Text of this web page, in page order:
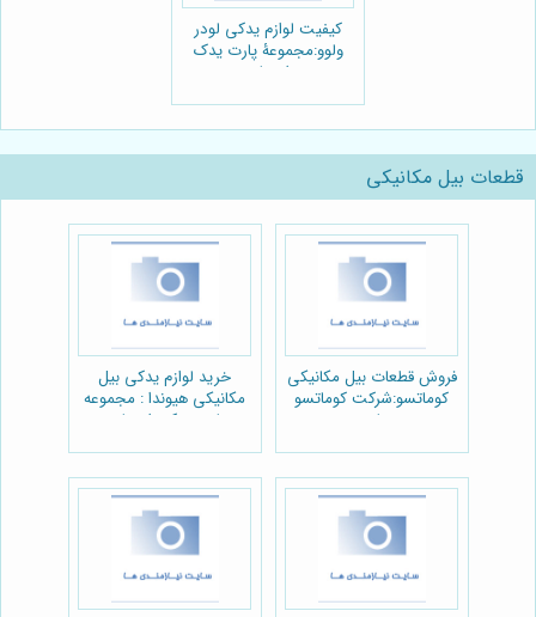
کیفیت لوازم یدکی لودر
ولوو:مجموعۀ پارت یدک
راهسازی
قطعات بیل مکانیکی
فروش قطعات بیل مکانیکی
کوماتسو:شرکت کوماتسو
پارت
خرید لوازم یدکی بیل
مکانیکی هیوندا : مجموعه
پارت یدک راهسازی